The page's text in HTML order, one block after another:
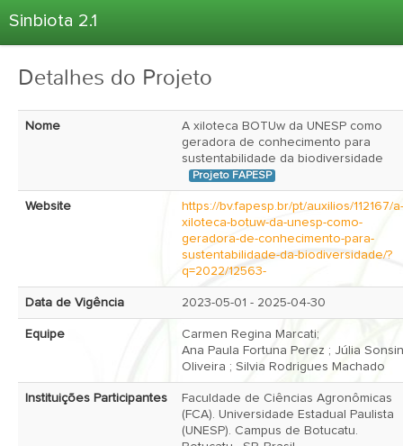
Sinbiota 2.1
Informações Ambientais
Coletas
Árvore Taxonômica
Sobre o Sinbiota
Login
Detalhes do Projeto
Nome
A xiloteca BOTUw da UNESP como
geradora de conhecimento para
sustentabilidade da biodiversidade
Projeto FAPESP
Website
https://bv.fapesp.br/pt/auxilios/112167/a-
xiloteca-botuw-da-unesp-como-
geradora-de-conhecimento-para-
sustentabilidade-da-biodiversidade/?
q=2022/12563-
Data de Vigência 2023-05-01 - 2025-04-30
Equipe
Carmen Regina Marcati;
Ana Paula Fortuna Perez ; Júlia Sonsin
Oliveira ; Silvia Rodrigues Machado
Instituições Participantes
Faculdade de Ciências Agronômicas
(FCA). Universidade Estadual Paulista
(UNESP). Campus de Botucatu.